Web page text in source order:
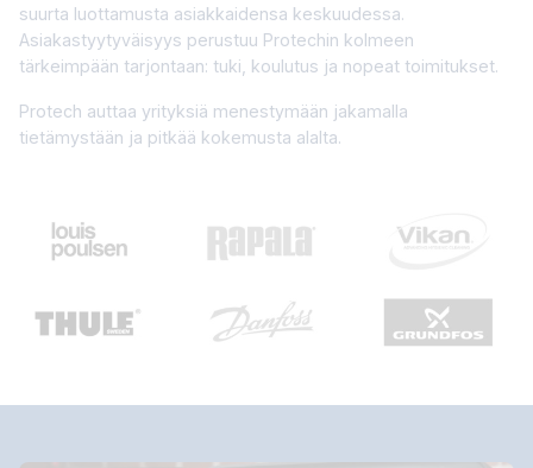
suurta luottamusta asiakkaidensa keskuudessa.
Asiakastyytyväisyys perustuu Protechin kolmeen
tärkeimpään tarjontaan: tuki, koulutus ja nopeat toimitukset.
Protech auttaa yrityksiä menestymään jakamalla
tietämystään ja pitkää kokemusta alalta.